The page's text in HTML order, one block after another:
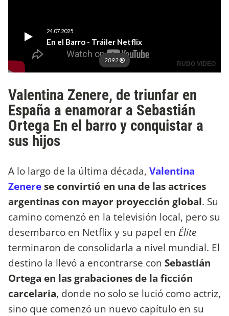
Valentina Zenere, de triunfar en
España a enamorar a Sebastián
Ortega En el barro y conquistar a
sus hijos
A lo largo de la última década, Valentina
Zenerese convirtió en una de las actrices
argentinas con mayor proyección global. Su
camino comenzó en la televisión local, pero su
desembarco en Netflix y su papel en Élite
terminaron de consolidarla a nivel mundial. El
destino la llevó a encontrarse con Sebastián
Ortega en las grabaciones de la ficción
carcelaria, donde no solo se lució como actriz,
sino que comenzó un nuevo capítulo en su